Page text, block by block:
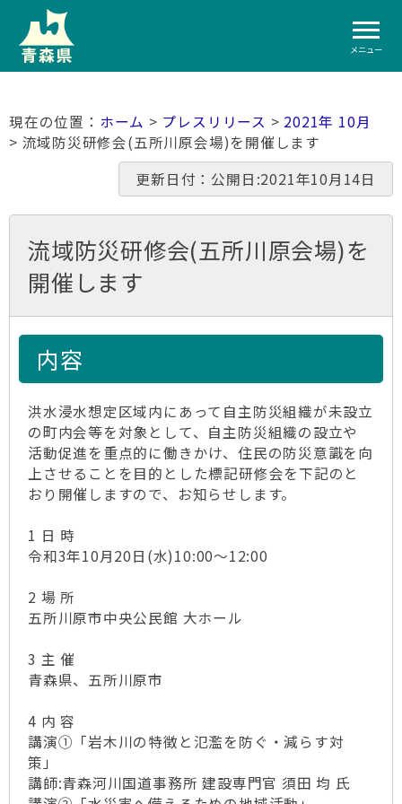
メニュー
ホーム > プレスリリース > 2021年 10月
> 流域防災研修会(五所川原会場)を開催します
更新日付：公開日:2021年10月14日
流域防災研修会(五所川原会場)を
開催します
内容
洪水浸水想定区域内にあって自主防災組織が未設立
の町内会等を対象として、自主防災組織の設立や
活動促進を重点的に働きかけ、住民の防災意識を向
上させることを目的とした標記研修会を下記のと
おり開催しますので、お知らせします。
1 日 時
令和3年10月20日(水)10:00～12:00
2 場 所
五所川原市中央公民館 大ホール
3 主 催
青森県、五所川原市
4 内 容
講演①「岩木川の特徴と氾濫を防ぐ・減らす対
策」
講師:青森河川国道事務所 建設専門官 須田 均 氏